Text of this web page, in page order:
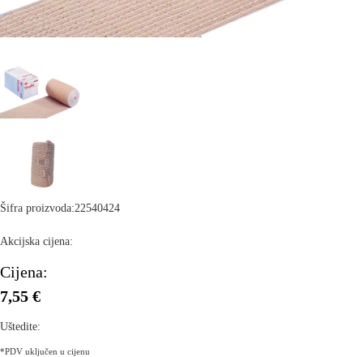
Šifra proizvoda:22540424
Akcijska cijena:
Cijena:
7,55 €
Uštedite:
*PDV uključen u cijenu